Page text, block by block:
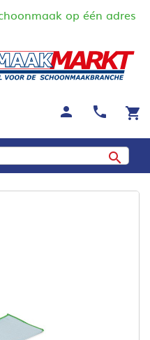
op één adres
shopping_cart
call
person
